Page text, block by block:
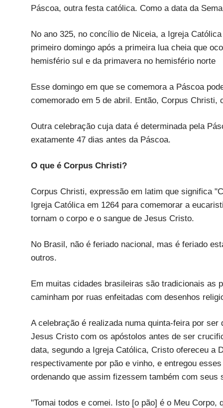
Páscoa, outra festa católica. Como a data da
No ano 325, no concílio de Niceia, a Igreja
primeiro domingo após a primeira lua cheia que
hemisfério sul e da primavera no hemisfério norte
Esse domingo em que se comemora a Páscoa
comemorado em 5 de abril. Então, Corpus
Outra celebração cuja data é determinada pela
exatamente 47 dias antes da Páscoa.
O que é Corpus Christi?
Corpus Christi, expressão em latim que significa
Igreja Católica em 1264 para comemorar a
tornam o corpo e o sangue de Jesus Cristo.
No Brasil, não é feriado nacional, mas é feriado
outros.
Em muitas cidades brasileiras são tradicionais as
caminham por ruas enfeitadas com desenhos
A celebração é realizada numa quinta-feira por
Jesus Cristo com os apóstolos antes de ser
data, segundo a Igreja Católica, Cristo ofereceu a
respectivamente por pão e vinho, e entregou
ordenando que assim fizessem também com seus
"Tomai todos e comei. Isto [o pão] é o Meu